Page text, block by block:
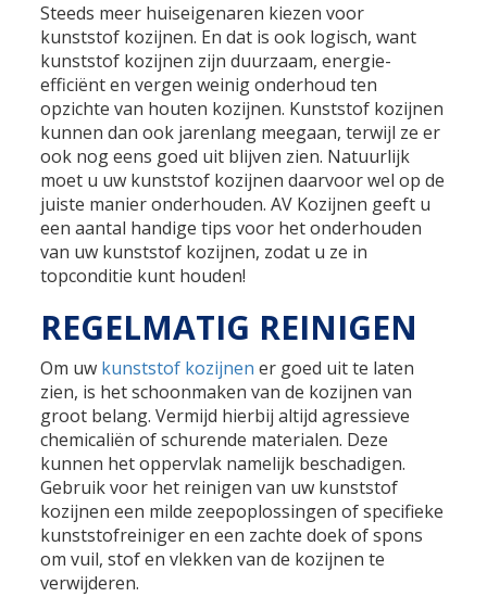
Steeds meer huiseigenaren kiezen voor
kunststof kozijnen. En dat is ook logisch, want
kunststof kozijnen zijn duurzaam, energie-
efficiënt en vergen weinig onderhoud ten
opzichte van houten kozijnen. Kunststof kozijnen
kunnen dan ook jarenlang meegaan, terwijl ze er
ook nog eens goed uit blijven zien. Natuurlijk
moet u uw kunststof kozijnen daarvoor wel op de
juiste manier onderhouden. AV Kozijnen geeft u
een aantal handige tips voor het onderhouden
van uw kunststof kozijnen, zodat u ze in
topconditie kunt houden!
REGELMATIG REINIGEN
Om uw kunststof kozijnen er goed uit te laten
zien, is het schoonmaken van de kozijnen van
groot belang. Vermijd hierbij altijd agressieve
chemicaliën of schurende materialen. Deze
kunnen het oppervlak namelijk beschadigen.
Gebruik voor het reinigen van uw kunststof
kozijnen een milde zeepoplossingen of specifieke
kunststofreiniger en een zachte doek of spons
om vuil, stof en vlekken van de kozijnen te
verwijderen.